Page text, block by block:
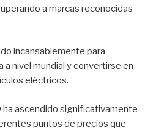
a marcas reconocidas
incansablemente para
nivel mundial y convertirse en
eléctricos.
ha ascendido significativamente
puntos de precios que